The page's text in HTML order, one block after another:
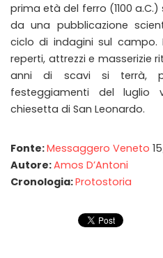
prima età del ferro (1100
da una pubblicazione
ciclo di indagini sul
reperti, attrezzi e masserizie
anni di scavi si terrà,
festeggiamenti del luglio
chiesetta di San Leonardo.
Fonte:Messaggero Veneto
Autore:Amos D’Antoni
Cronologia:Protostoria